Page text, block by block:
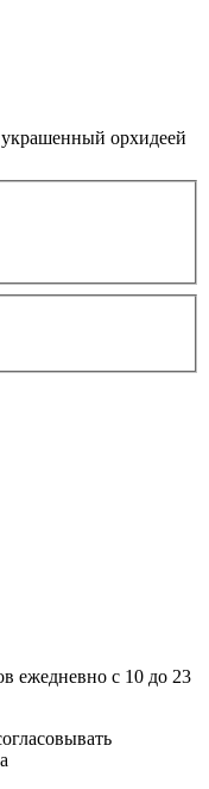
украшенный орхидеей
ежедневно с 10 до 23